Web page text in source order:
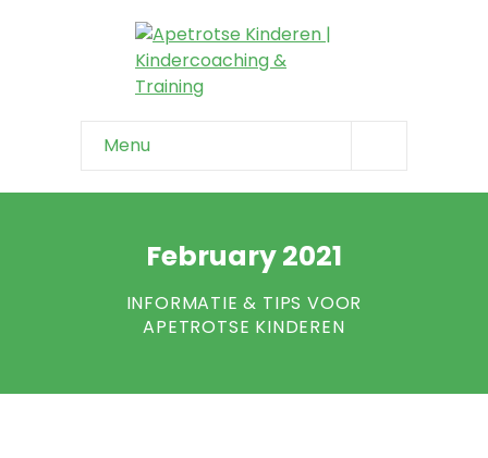
Menu
Home
Info & tips
-- Onzeker kind
-- Negatief zelfbeeld
-- Faalangst
February 2021
INFORMATIE & TIPS VOOR
APETROTSE KINDEREN